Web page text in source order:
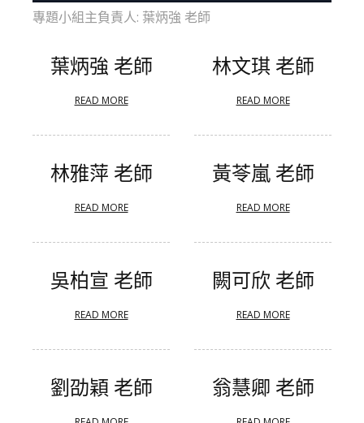
專題小組主負責人: 葉炳強 老師
葉炳強 老師
READ MORE
林文琪 老師
READ MORE
林雅萍 老師
READ MORE
黃苓嵐 老師
READ MORE
吳柏宣 老師
READ MORE
闕可欣 老師
READ MORE
劉劭穎 老師 翁慧卿 老師